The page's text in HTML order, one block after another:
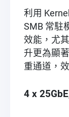
利用
SMB 常駐
效能，尤
升更為顯
重通道，
4 x